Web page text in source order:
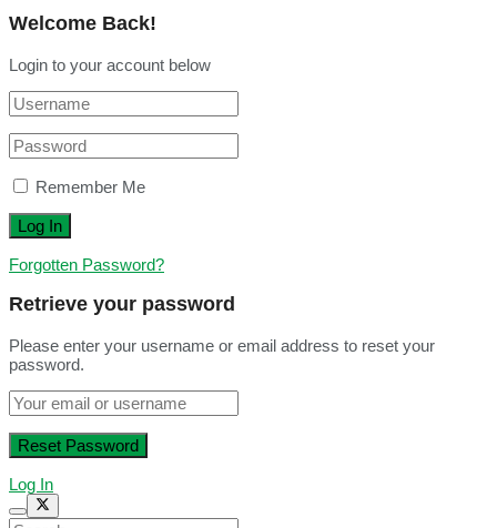
Welcome Back!
Login to your account below
Remember Me
Forgotten Password?
Retrieve your password
Please enter your username or email address to reset your
password.
Log In